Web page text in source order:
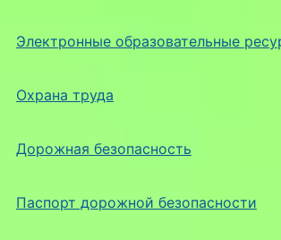
Электронные образовательные
Охрана труда
Дорожная безопасность
Паспорт дорожной безопасности